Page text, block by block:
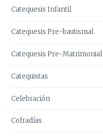
Catequesis Infantil
Catequesis Pre-bautismal
Catequesis Pre-Matrimonial
Catequistas
Celebración
Cofradías